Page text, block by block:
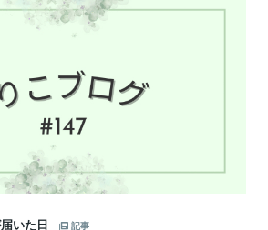
いた日
記事